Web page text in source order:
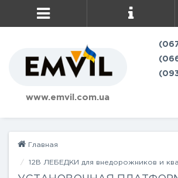
www.emvil.com.ua
Главная
12В ЛЕБЕДКИ для внедорожников и